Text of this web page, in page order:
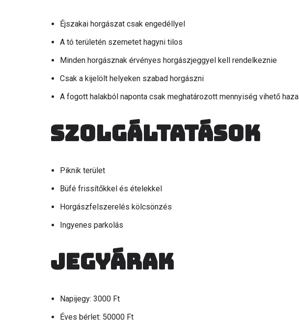
Éjszakai horgászat csak engedéllyel
A tó területén szemetet hagyni tilos
Minden horgásznak érvényes horgászjeggyel kell rendelkeznie
Csak a kijelölt helyeken szabad horgászni
A fogott halakból naponta csak meghatározott mennyiség vihető haza
Szolgáltatások
Piknik terület
Büfé frissítőkkel és ételekkel
Horgászfelszerelés kölcsönzés
Ingyenes parkolás
Jegyárak
Napijegy: 3000 Ft
Éves bérlet: 50000 Ft